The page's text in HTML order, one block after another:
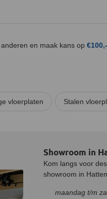
anderen en maak kans op €100,-
vloerplaten Stalen
Showroom in
Kom langs voor
showroom in
maandag t/m